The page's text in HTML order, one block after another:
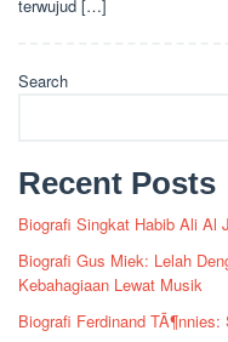
terwujud […]
Search
Recent Posts
Biografi Singkat Habib Ali Al
Biografi Gus Miek: Lelah
Kebahagiaan Lewat Musik
Biografi Ferdinand